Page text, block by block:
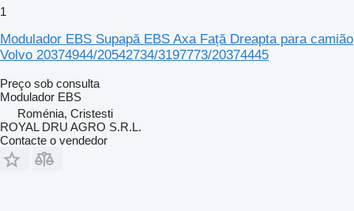
1
Modulador EBS Supapă EBS Axa Față Dreapta para camião
Volvo 20374944/20542734/3197773/20374445
Preço sob consulta
Modulador EBS
Roménia, Cristesti
ROYAL DRU AGRO S.R.L.
Contacte o vendedor